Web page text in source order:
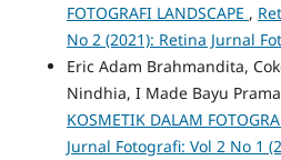
FOTOGRAFI LANDSCAPE ,
No 2 (2021): Retina Jurnal
Eric Adam Brahmandita,
Nindhia, I Made Bayu
KOSMETIK DALAM
Jurnal Fotografi: Vol 2 No 1